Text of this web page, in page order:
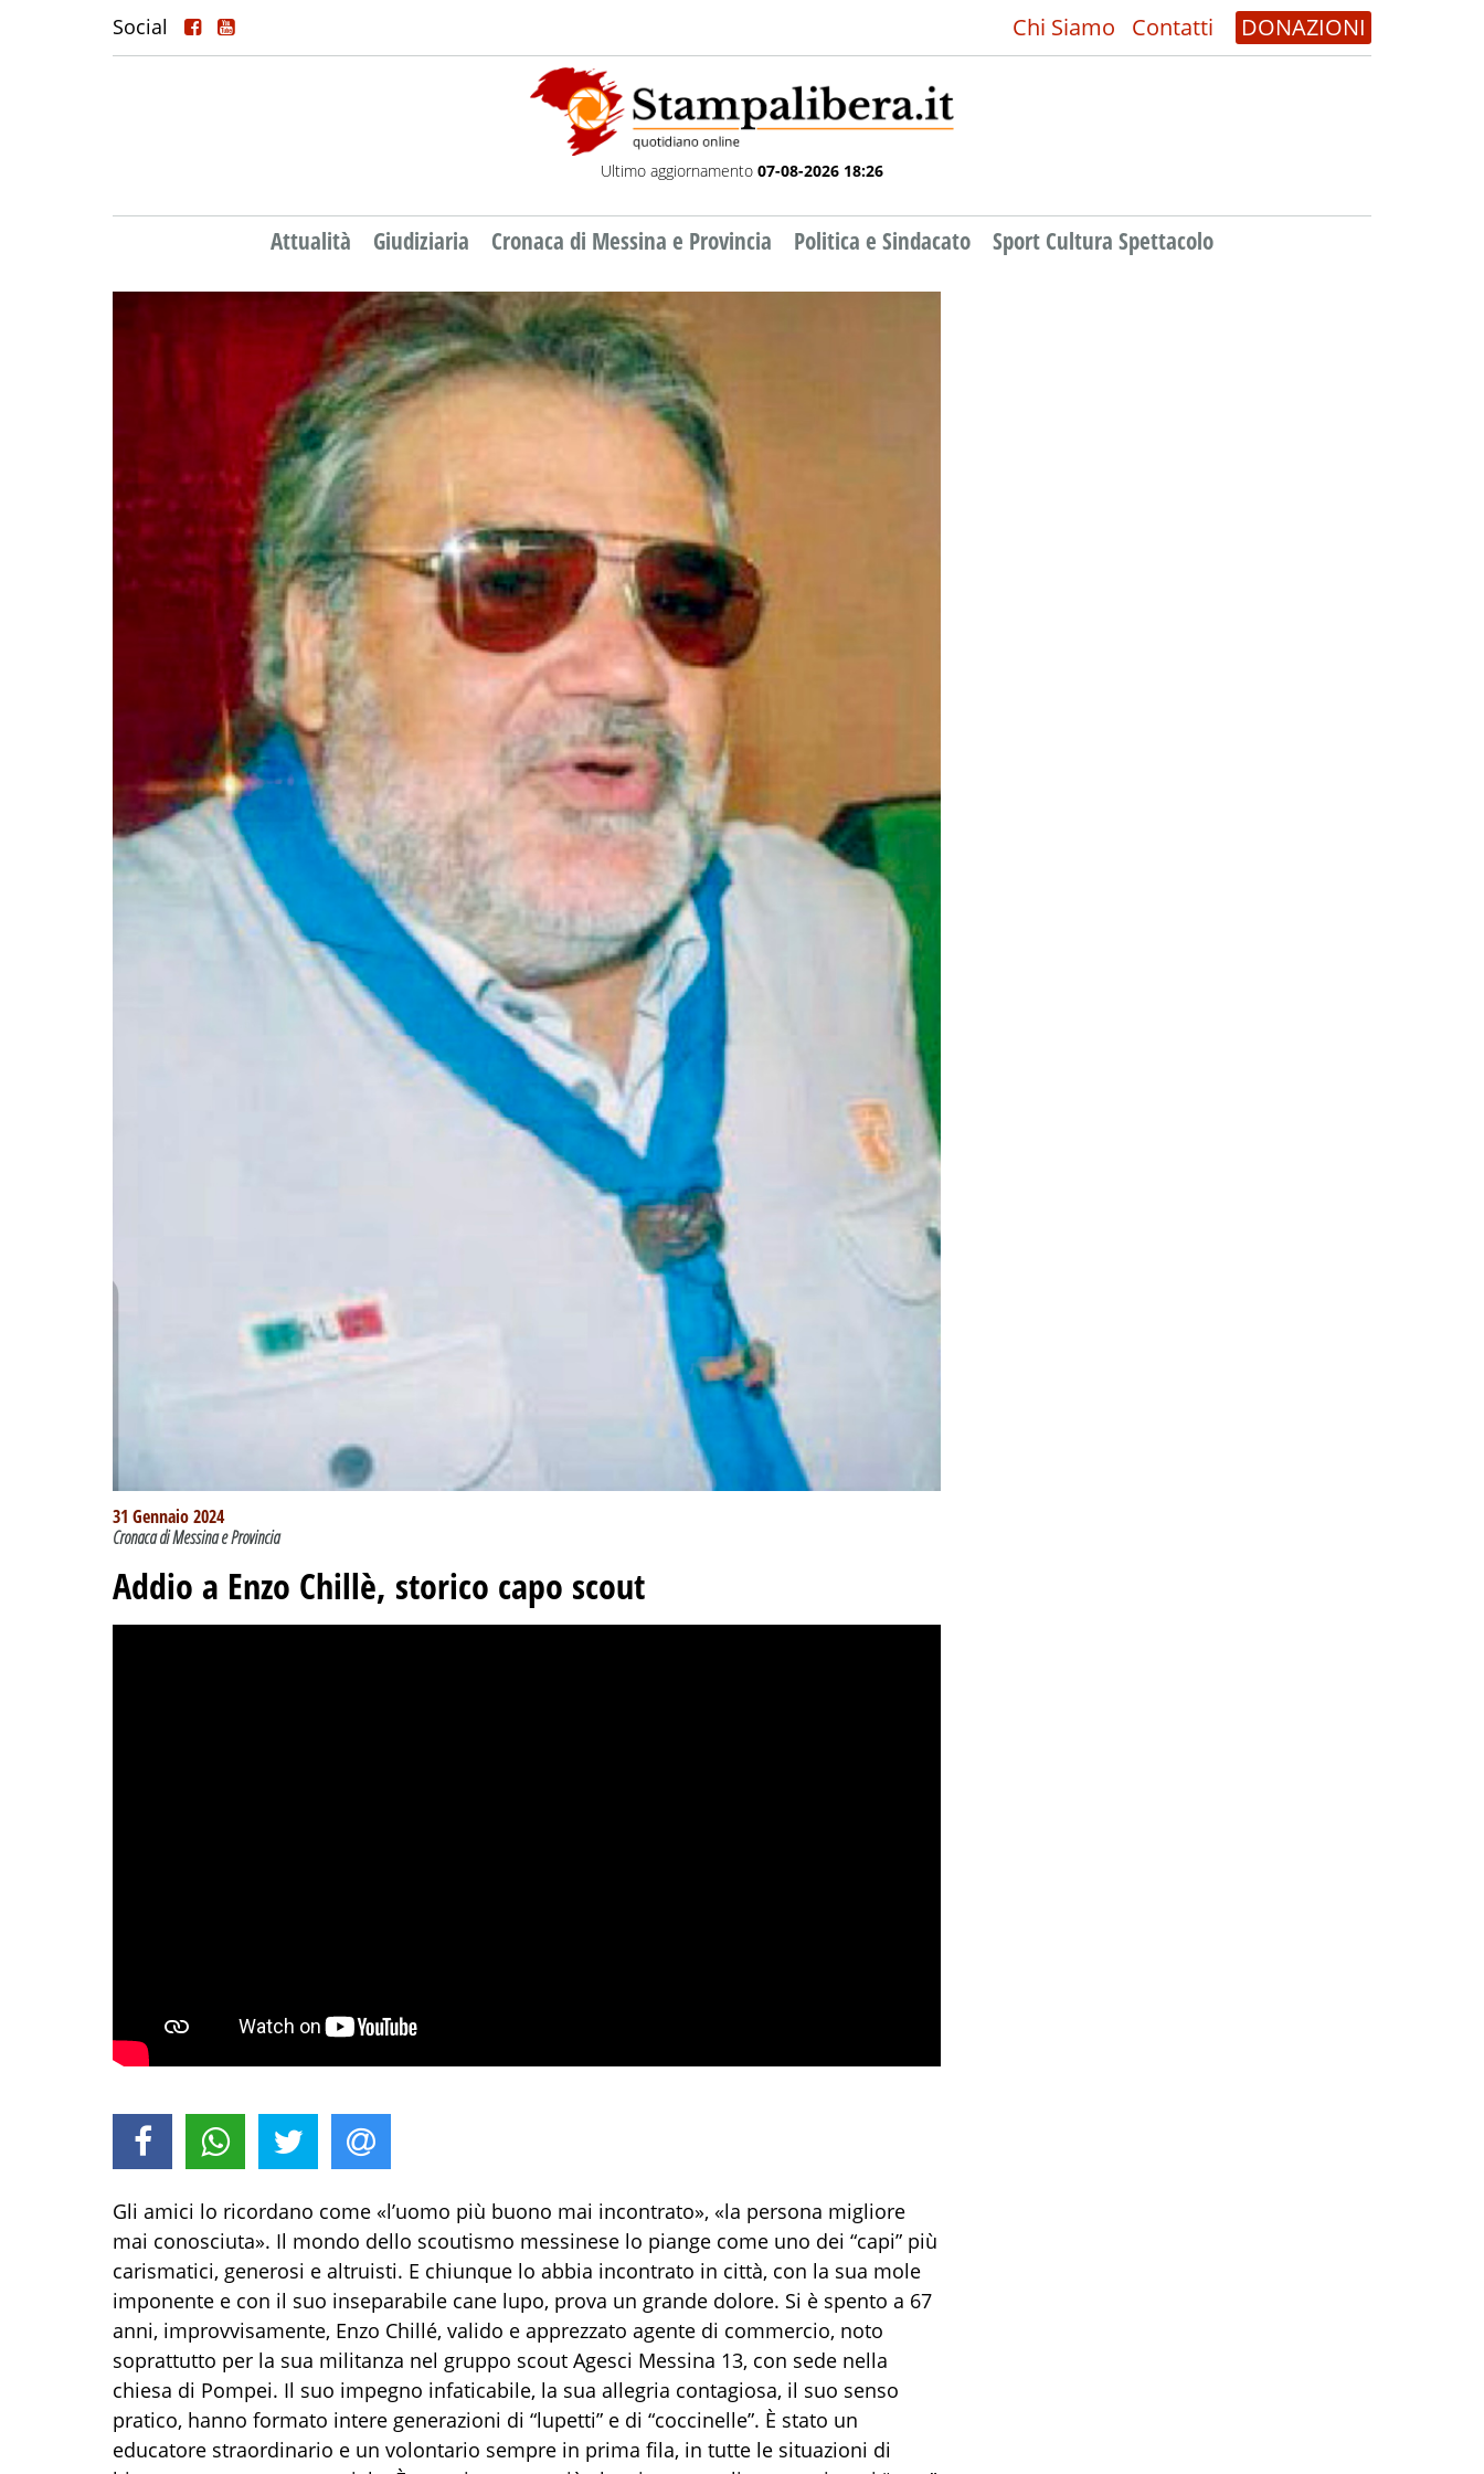
Social Chi Siamo Contatti DONAZIONI
Ultimo aggiornamento 07-08-2026 18:26
Attualità Giudiziaria Cronaca di Messina e Provincia Politica e Sindacato Sport Cultura Spettacolo
31 Gennaio 2024
Cronaca di Messina e Provincia
Addio a Enzo Chillè, storico capo scout
Gli amici lo ricordano come «l’uomo più buono mai incontrato», «la persona migliore
mai conosciuta». Il mondo dello scoutismo messinese lo piange come uno dei “capi” più
carismatici, generosi e altruisti. E chiunque lo abbia incontrato in città, con la sua mole
imponente e con il suo inseparabile cane lupo, prova un grande dolore. Si è spento a 67
anni, improvvisamente, Enzo Chillé, valido e apprezzato agente di commercio, noto
soprattutto per la sua militanza nel gruppo scout Agesci Messina 13, con sede nella
chiesa di Pompei. Il suo impegno infaticabile, la sua allegria contagiosa, il suo senso
pratico, hanno formato intere generazioni di “lupetti” e di “coccinelle”. È stato un
educatore straordinario e un volontario sempre in prima fila, in tutte le situazioni di